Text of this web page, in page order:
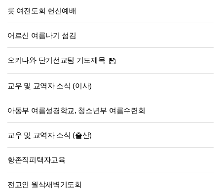
룻 여전도회 헌신예배
어르신 여름나기 섬김
오키나와 단기선교팀 기도제목
교우 및 교역자 소식 (이사)
아동부 여름성경학교, 청소년부 여름수련회
교우 및 교역자 소식 (출산)
항존직피택자교육
전교인 월삭새벽기도회